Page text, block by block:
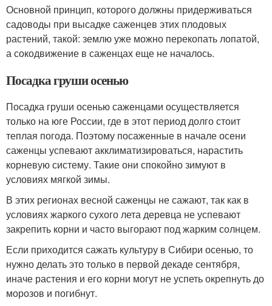
Основной принцип, которого должны придерживаться
садоводы при высадке саженцев этих плодовых
растений, такой: землю уже можно перекопать лопатой,
а сокодвижение в саженцах еще не началось.
Посадка груши осенью
Посадка груши осенью саженцами осуществляется
только на юге России, где в этот период долго стоит
теплая погода. Поэтому посаженные в начале осени
саженцы успевают акклиматизироваться, нарастить
корневую систему. Такие они спокойно зимуют в
условиях мягкой зимы.
В этих регионах весной саженцы не сажают, так как в
условиях жаркого сухого лета деревца не успевают
закрепить корни и часто выгорают под жарким солнцем.
Если приходится сажать культуру в Сибири осенью, то
нужно делать это только в первой декаде сентября,
иначе растения и его корни могут не успеть окрепнуть до
морозов и погибнут.